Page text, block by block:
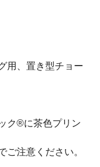
用、置き型チョー
ク®に茶色プリン
ご注意ください。